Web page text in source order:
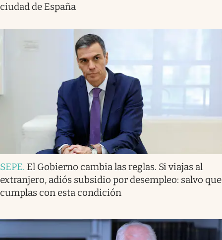
ciudad de España
SEPE. El Gobierno cambia las reglas. Si viajas al
extranjero, adiós subsidio por desempleo: salvo que
cumplas con esta condición